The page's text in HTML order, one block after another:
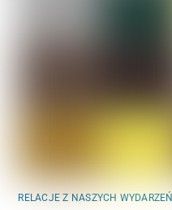
RELACJE Z NASZYCH WYDARZEŃ